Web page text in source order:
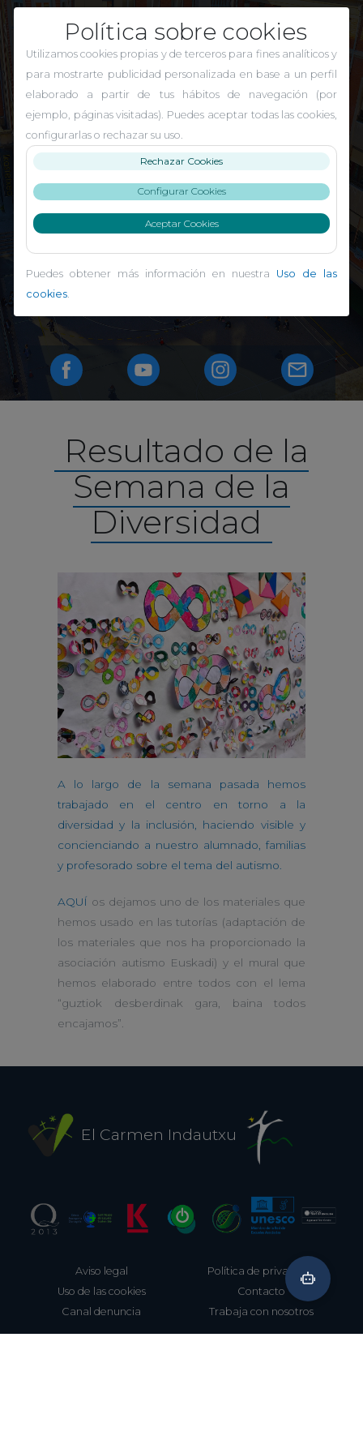
Política sobre cookies
Utilizamos cookies propias y de terceros para fines analíticos y
para mostrarte publicidad personalizada en base a un perfil
elaborado a partir de tus hábitos de navegación (por
ejemplo, páginas visitadas). Puedes aceptar todas las cookies,
configurarlas o rechazar su uso.
Rechazar Cookies
Configurar Cookies
Aceptar Cookies
Puedes obtener más información en nuestra Uso de las
cookies
El Carmen Indautxu
Resultado de la
Semana de la
Diversidad
A lo largo de la semana pasada hemos
trabajado en el centro en torno a la
diversidad y la inclusión, haciendo visible y
concienciando a nuestro alumnado, familias
y profesorado sobre el tema del autismo.
AQUÍ os dejamos uno de los materiales que
hemos usado en las tutorías (adaptación de
los materiales que nos ha proporcionado la
asociación autismo Euskadi) y el mural que
hemos elaborado entre todos con el lema
“guztiok desberdinak gara, baina todos
encajamos”.
El Carmen Indautxu
Aviso legal
Política de privavidad
Uso de las cookies
Contacto
Canal denuncia
Trabaja con nosotros